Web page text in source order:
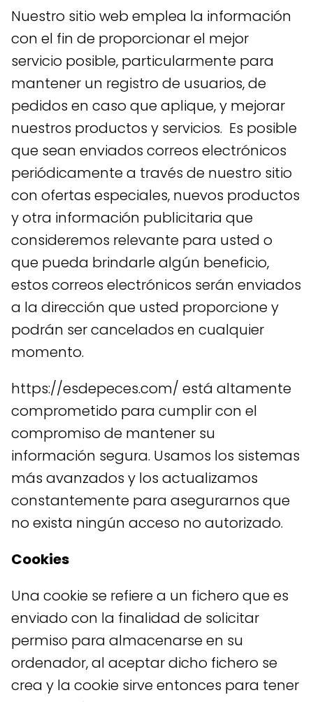
Nuestro sitio web emplea la información
con el fin de proporcionar el mejor
servicio posible, particularmente para
mantener un registro de usuarios, de
pedidos en caso que aplique, y mejorar
nuestros productos y servicios. Es posible
que sean enviados correos electrónicos
periódicamente a través de nuestro sitio
con ofertas especiales, nuevos productos
y otra información publicitaria que
consideremos relevante para usted o
que pueda brindarle algún beneficio,
estos correos electrónicos serán enviados
a la dirección que usted proporcione y
podrán ser cancelados en cualquier
momento.
https://esdepeces.com/ está altamente
comprometido para cumplir con el
compromiso de mantener su
información segura. Usamos los sistemas
más avanzados y los actualizamos
constantemente para asegurarnos que
no exista ningún acceso no autorizado.
Cookies
Una cookie se refiere a un fichero que es
enviado con la finalidad de solicitar
permiso para almacenarse en su
ordenador, al aceptar dicho fichero se
crea y la cookie sirve entonces para tener